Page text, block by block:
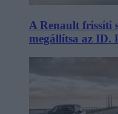
A Renault frissíti
megállítsa az ID.